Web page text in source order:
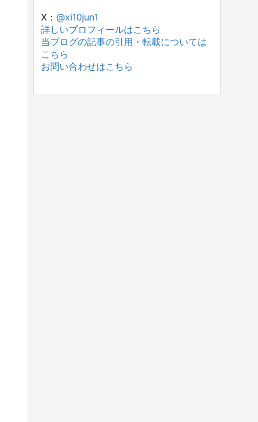
X： @xi10jun1
詳しいプロフィールはこちら
当ブログの記事の引用・転載については
こちら
お問い合わせはこちら